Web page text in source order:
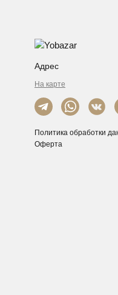
Адрес
На карте
Политика обработки
Оферта